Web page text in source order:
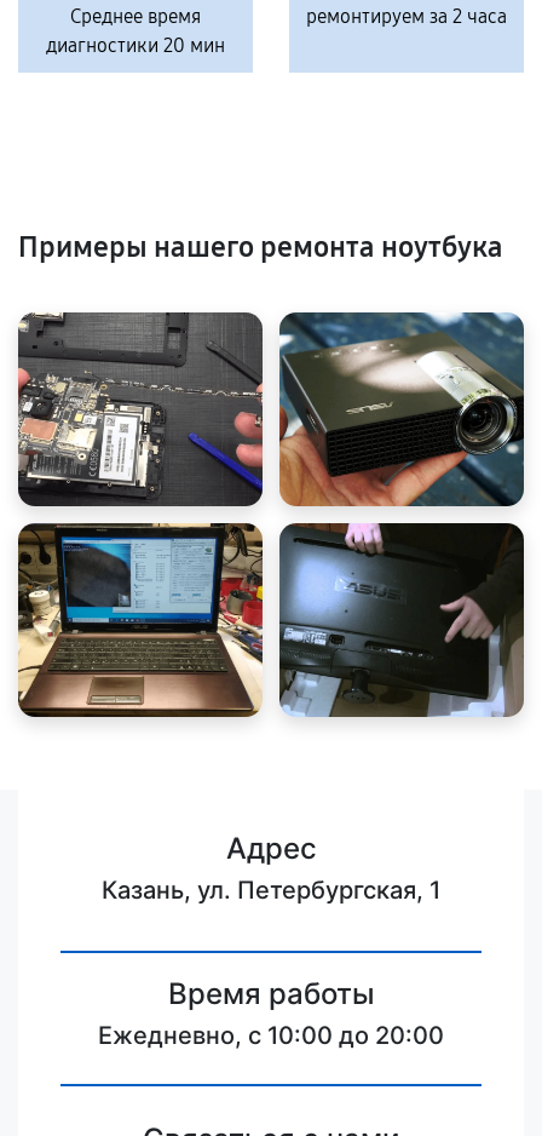
Среднее время
диагностики 20 мин
ремонтируем за 2 часа
Примеры нашего ремонта ноутбука
Адрес
Казань, ул. Петербургская, 1
Время работы
Ежедневно, с 10:00 до 20:00